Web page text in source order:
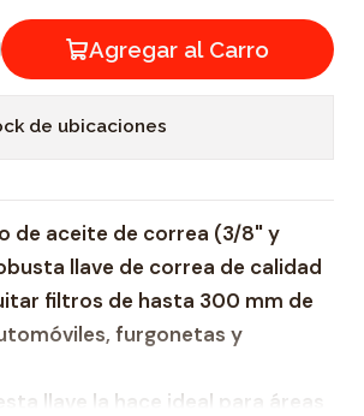
Agregar al Carro
de ubicaciones
de aceite de correa (3/8" y
llave de correa de calidad
filtros de hasta 300 mm de
furgonetas y
llave la hace ideal para áreas